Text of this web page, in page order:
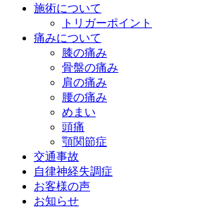
施術について
トリガーポイント
痛みについて
膝の痛み
骨盤の痛み
肩の痛み
腰の痛み
めまい
頭痛
顎関節症
交通事故
自律神経失調症
お客様の声
お知らせ